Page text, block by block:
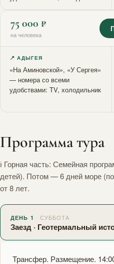
75 000 ₽
на человека
📍 АДЫГЕЯ
«На Аминовской», «У Сергея»
— номера со всеми
удобствами: TV, холодильник
Программа тура
ℹ Горная часть: Семейная
детей). Потом — 6 дней море
от 8 лет.
ДЕНЬ 1 · СУББОТА
Заезд · Геотермальный
Трансфер. Размещение.